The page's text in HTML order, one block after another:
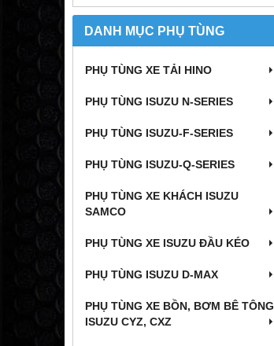
DANH MỤC PHỤ TÙNG
PHỤ TÙNG XE TẢI HINO
PHỤ TÙNG ISUZU N-SERIES
PHỤ TÙNG ISUZU-F-SERIES
PHỤ TÙNG ISUZU-Q-SERIES
PHỤ TÙNG XE KHÁCH ISUZU
SAMCO
PHỤ TÙNG XE ISUZU ĐẦU KÉO
PHỤ TÙNG ISUZU D-MAX
PHỤ TÙNG XE BỒN, BƠM BÊ TÔNG
ISUZU CYZ, CXZ